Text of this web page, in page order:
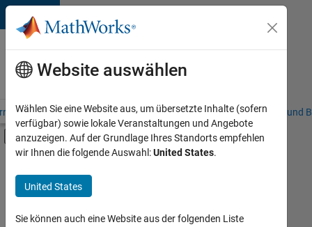
Weiter zum Inhalt
Karriere
bei
MathWorks
– Übersicht Stellensuche Niederlassungen Studierende und
Umschaltung für Off-Canvas-
Hauptinhalt
Praktika
Information Technology
Education Sales
+8
Website auswählen
Wählen Sie eine Website aus, um übersetzte Inhalte (sofern
verfügbar) sowie lokale Veranstaltungen und Angebote
anzuzeigen. Auf der Grundlage Ihres Standorts empfehlen
wir Ihnen die folgende Auswahl:United States.
United States
Sie können auch eine Website aus der folgenden Liste